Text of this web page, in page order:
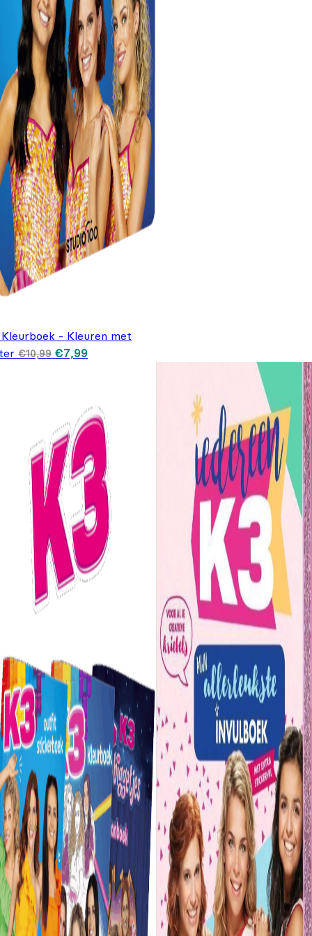
- Kleuren met
€10,99 Oorspronkelijke prijs was: €10,99.
€7,99Huidige prijs is: €7,99.